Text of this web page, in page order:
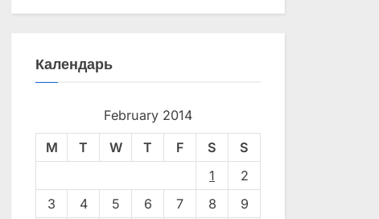
Календарь
February 2014
M T W T F S
S
1
2
3
4 5 6 7 8
9